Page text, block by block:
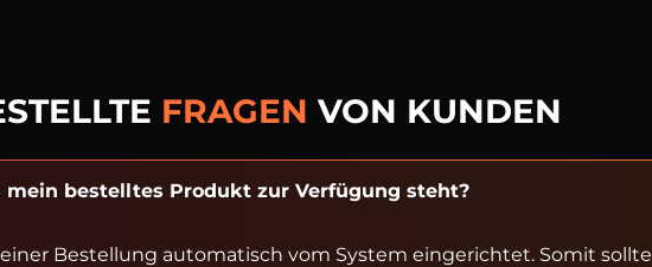
FRAGEN VON KUNDEN
mein bestelltes Produkt zur Verfügung steht?
Bestellung automatisch vom System eingerichtet. Somit sollte